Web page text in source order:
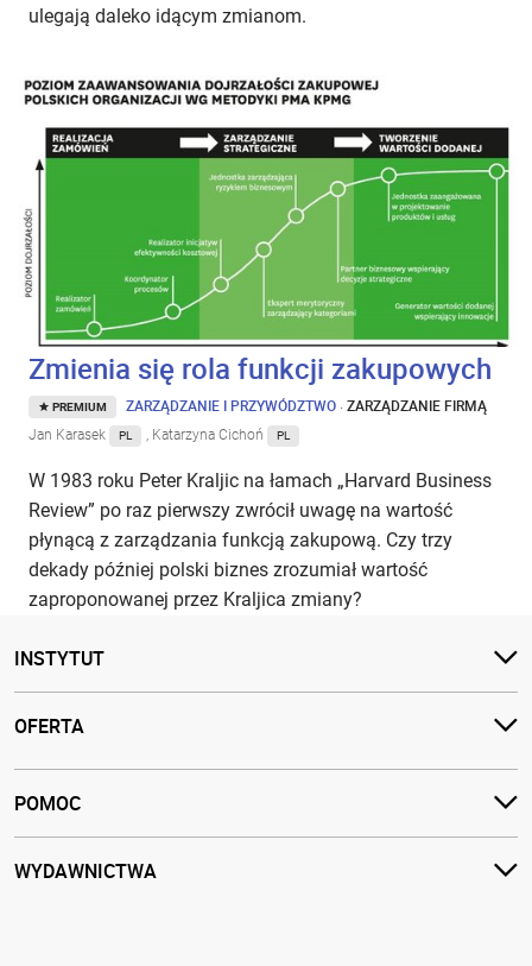
ulegają daleko idącym zmianom.
Zmienia się rola funkcji zakupowych
PREMIUM ZARZĄDZANIE I PRZYWÓDZTWO ·ZARZĄDZANIE FIRMĄ
Jan Karasek PL , Katarzyna Cichoń PL
W 1983 roku Peter Kraljic na łamach „Harvard Business
Review” po raz pierwszy zwrócił uwagę na wartość
płynącą z zarządzania funkcją zakupową. Czy trzy
dekady później polski biznes zrozumiał wartość
zaproponowanej przez Kraljica zmiany?
INSTYTUT
OFERTA
POMOC
WYDAWNICTWA